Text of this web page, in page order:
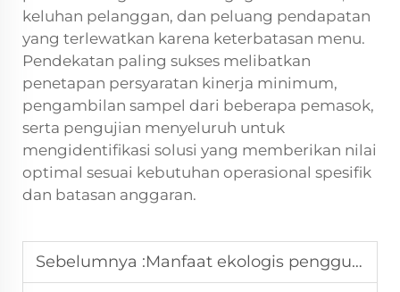
keluhan pelanggan, dan peluang pendapatan
yang terlewatkan karena keterbatasan menu.
Pendekatan paling sukses melibatkan
penetapan persyaratan kinerja minimum,
pengambilan sampel dari beberapa pemasok,
serta pengujian menyeluruh untuk
mengidentifikasi solusi yang memberikan nilai
optimal sesuai kebutuhan operasional spesifik
dan batasan anggaran.
Sebelumnya :Manfaat ekologis penggunaan wadah makanan sekali pakai dalam bidang katering.